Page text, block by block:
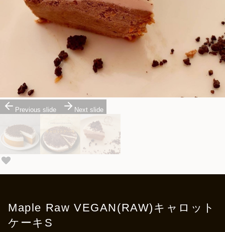
Previous slide Next slide
Maple Raw VEGAN(RAW)キャロット
ケーキS